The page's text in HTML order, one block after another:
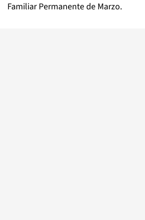
Familiar Permanente de Marzo.